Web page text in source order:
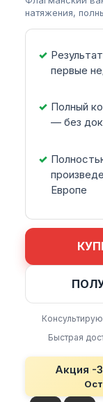
натяжения,
первые
Полный
— без
Европе
Быстрая
Акция -